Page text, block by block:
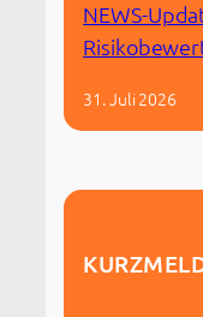
NEWS-
31. Juli 2026